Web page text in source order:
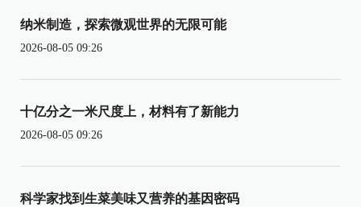
纳米制造，探索微观世界的无限可能
2026-08-05 09:26
十亿分之一米尺度上，材料有了新能力
2026-08-05 09:26
科学家找到生菜美味又营养的基因密码